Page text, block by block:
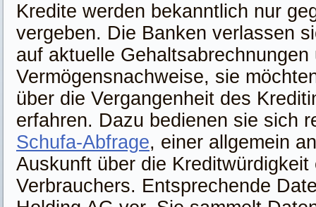
Kredite werden bekanntlich nur
vergeben. Die Banken verlassen
auf aktuelle Gehaltsabrechnungen
Vermögensnachweise, sie
über die Vergangenheit des
erfahren. Dazu bedienen sie sich
Schufa-Abfrage, einer allgemein
Auskunft über die Kreditwürdigkeit
Verbrauchers. Entsprechende